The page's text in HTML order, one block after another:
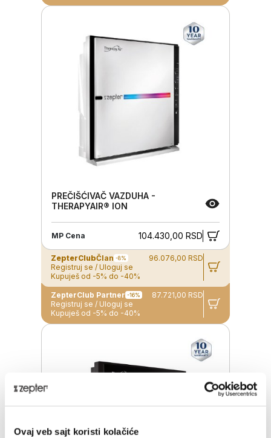
Ovaj veb sajt koristi kolačiće
PREČIŠĆIVAČ VAZDUHA -
THERAPYAIR® ION
MP Cena 104.430,00 RSD
ZepterClubČlan -8%
96.076,00 RSD
Registruj se / Uloguj se
Kupuješ od -5% do -40%
ZepterClub Partner -16%
87.721,00 RSD
Registruj se / Uloguj se
Kupuješ od -5% do -40%